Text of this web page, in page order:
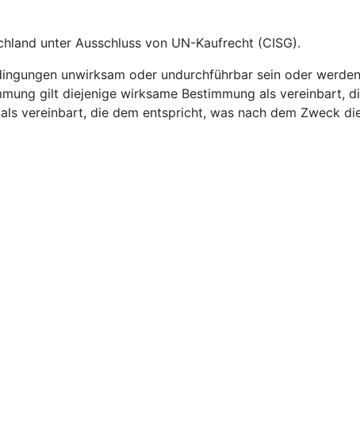
unter Ausschluss von UN-Kaufrecht (CISG).
unwirksam oder undurchführbar sein oder
gilt diejenige wirksame Bestimmung als vereinbart,
vereinbart, die dem entspricht, was nach dem Zweck